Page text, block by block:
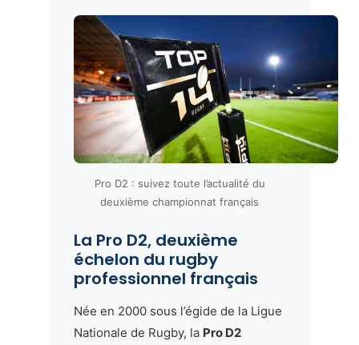
Pro D2 : suivez toute l’actualité du
deuxième championnat français
La Pro D2, deuxième
échelon du rugby
professionnel français
Née en 2000 sous l’égide de la Ligue
Nationale de Rugby, la Pro D2